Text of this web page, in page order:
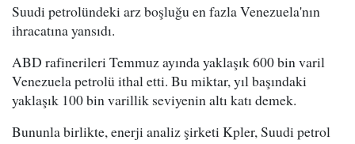
Suudi petrolündeki arz boşluğu en fazla Venezuela'nın
ihracatına yansıdı.
ABD rafinerileri Temmuz ayında yaklaşık 600 bin varil
Venezuela petrolü ithal etti. Bu miktar, yıl başındaki
yaklaşık 100 bin varillik seviyenin altı katı demek.
Bununla birlikte, enerji analiz şirketi Kpler, Suudi petrol